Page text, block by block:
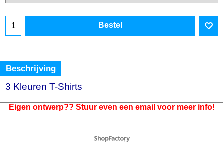
3 Kleuren T-Shirts
Eigen ontwerp?? Stuur even een email voor meer info!
Webwinkel gemaakt met